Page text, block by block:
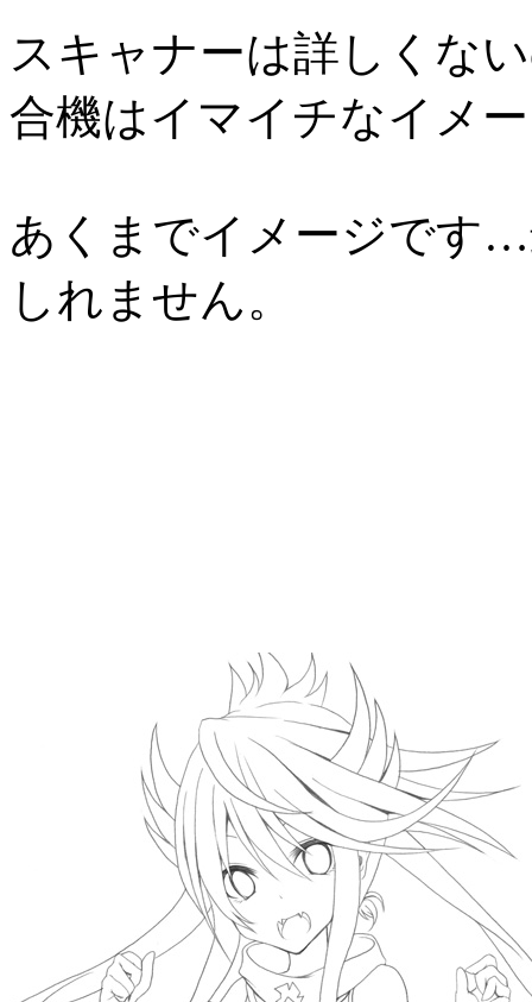
スキャナーは詳しくな
合機はイマイチなイメ
あくまでイメージです
しれません。